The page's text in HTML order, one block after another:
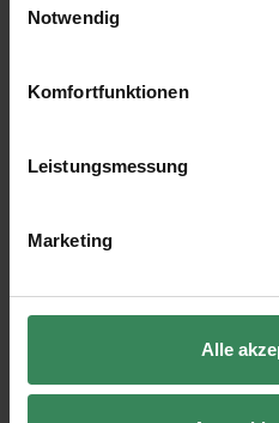
Ihre Einwilligung ist freiwillig
Link „Cookie-Einstellungen“
verwendeten Technologien
Daten finden Sie in unserer
Notwendig
Komfortfunktionen
Leistungsmessung
Marketing
Alle
Gratis
Strickanleitung Zopfpullover
Strickanleitung Zopfpullover